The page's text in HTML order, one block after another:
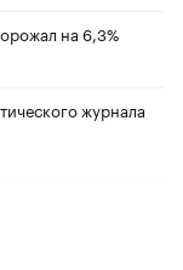
на 6,3%
журнала